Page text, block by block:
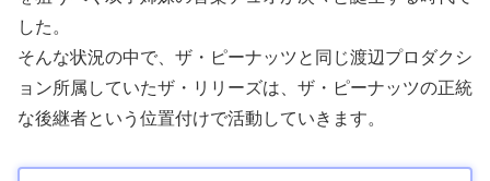
した。
そんな状況の中で、ザ・ピーナッツと同じ渡辺プロダクシ
ョン所属していたザ・リリーズは、ザ・ピーナッツの正統
な後継者という位置付けで活動していきます。